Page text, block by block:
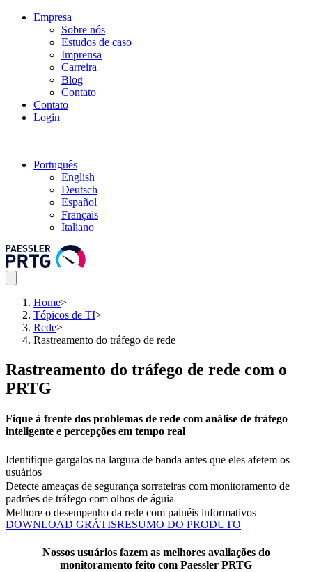
Empresa
Sobre nós
Estudos de caso
Imprensa
Carreira
Blog
Contato
Contato
Login
Português
English
Deutsch
Español
Français
Italiano
Home>
Tópicos de TI>
Rede>
Rastreamento do tráfego de rede
Rastreamento do tráfego de rede com o
PRTG
Fique à frente dos problemas de rede com análise de tráfego
inteligente e percepções em tempo real
Identifique gargalos na largura de banda antes que eles afetem os
usuários
Detecte ameaças de segurança sorrateiras com monitoramento de
padrões de tráfego com olhos de águia
Melhore o desempenho da rede com painéis informativos
DOWNLOAD GRÁTISRESUMO DO PRODUTO
Nossos usuários fazem as melhores avaliações do
monitoramento feito com Paessler PRTG